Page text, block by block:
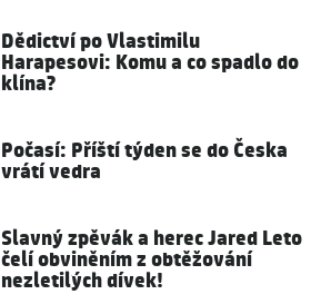
Dědictví po Vlastimilu
Harapesovi: Komu a co spadlo do
klína?
Počasí: Příští týden se do Česka
vrátí vedra
Slavný zpěvák a herec Jared Leto
čelí obviněním z obtěžování
nezletilých dívek!